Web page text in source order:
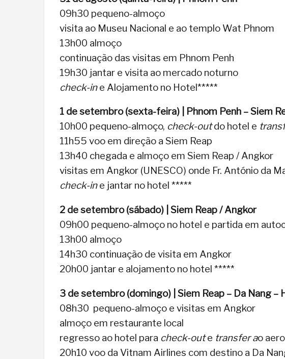
09h30 pequeno-almoço
visita ao Museu Nacional e ao templo Wat Phnom
13h00 almoço
continuação das visitas em Phnom Penh
19h30 jantar e visita ao mercado noturno
check-ine Alojamento no Hotel*****
1 de setembro (sexta-feira) | Phnom Penh – Siem
10h00 pequeno-almoço, check-outdo hotel e
11h55 voo em direção a Siem Reap
13h40 chegada e almoço em Siem Reap / Angkor
visitas em Angkor (UNESCO) onde Fr. António da
check-ine jantar no hotel *****
2 de setembro (sábado) | Siem Reap / Angkor
09h00 pequeno-almoço no hotel e partida em
13h00 almoço
14h30 continuação de visita em Angkor
20h00 jantar e alojamento no hotel *****
3 de setembro (domingo) | Siem Reap – Da Nang –
08h30 pequeno-almoço e visitas em Angkor
almoço em restaurante local
regresso ao hotel para check-oute transfer ao
20h10 voo da Vitnam Airlines com destino a Da